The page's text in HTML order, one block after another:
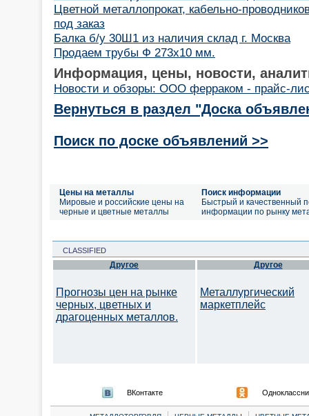
Цветной металлопрокат, кабельно-
под заказ
Балка б/у 30Ш1 из наличия склад г. Москва
Продаем трубы Ф 273х10 мм.
Информация, цены, новости,
Новости и обзоры: ООО ферраком - прайс-
Вернуться в раздел "Доска
Поиск по доске объявлений >>
Цены на металлы
Мировые и российские цены на
черные и цветные металлы
Поиск информации
Быстрый и качественный
информации по рынку
CLASSIFIED
Другое
Прогнозы цен на рынке
черных, цветных и
драгоценных металлов.
Другое
Металлургический
маркетплейс
ВКонтакте